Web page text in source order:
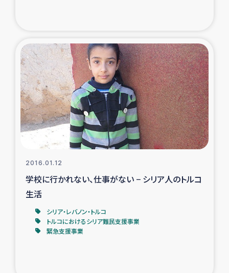
デニヤヤ小規模紅茶農家支援
コーヒー生産者支援
アイナロ県マウベシ郡でのコーヒー畑改善事業
ベイルート大規模爆発被災者支援
アグロフォレストリー（カカオ）事業
2016.01.12
学校に行かれない、仕事がない − シリア人のトルコ
生活
シリア・レバノン・トルコ
トルコにおけるシリア難民支援事業
緊急支援事業